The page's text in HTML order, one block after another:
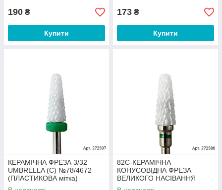
190 ₴
Купити
173 ₴
Купити
КЕРАМІЧНА ФРЕЗА 3/32
UMBRELLA (C) №78/4672
(ПЛАСТИКОВА мітка)
___KRY047/062 (4672)
82C-КЕРАМІЧНА
КОНУСОВІДНА ФРЕЗА
ВЕЛИКОГО НАСІВАННЯ
___KRY047/062 (2584)